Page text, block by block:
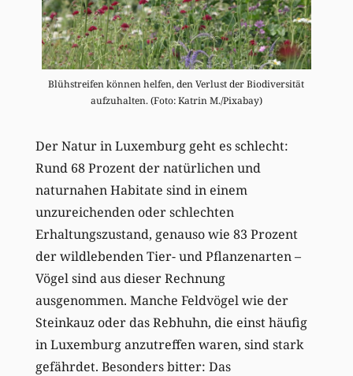
Blühstreifen können helfen, den Verlust der Biodiversität
aufzuhalten. (Foto: Katrin M./Pixabay)
Der Natur in Luxemburg geht es schlecht:
Rund 68 Prozent der natürlichen und
naturnahen Habitate sind in einem
unzureichenden oder schlechten
Erhaltungszustand, genauso wie 83 Prozent
der wildlebenden Tier- und Pflanzenarten –
Vögel sind aus dieser Rechnung
ausgenommen. Manche Feldvögel wie der
Steinkauz oder das Rebhuhn, die einst häufig
in Luxemburg anzutreffen waren, sind stark
gefährdet. Besonders bitter: Das